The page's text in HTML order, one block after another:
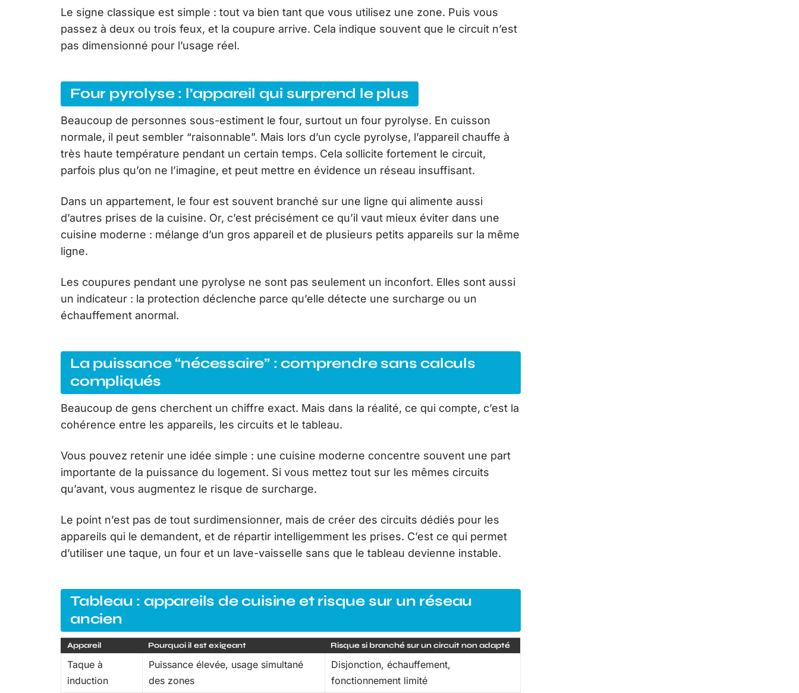
Le signe classique est simple : tout va bien tant que vous utilisez une zone. Puis vous
passez à deux ou trois feux, et la coupure arrive. Cela indique souvent que le circuit n’est
pas dimensionné pour l’usage réel.
Four pyrolyse : l’appareil qui surprend le plus
Beaucoup de personnes sous-estiment le four, surtout un four pyrolyse. En cuisson
normale, il peut sembler “raisonnable”. Mais lors d’un cycle pyrolyse, l’appareil chauffe à
très haute température pendant un certain temps. Cela sollicite fortement le circuit,
parfois plus qu’on ne l’imagine, et peut mettre en évidence un réseau insuffisant.
Dans un appartement, le four est souvent branché sur une ligne qui alimente aussi
d’autres prises de la cuisine. Or, c’est précisément ce qu’il vaut mieux éviter dans une
cuisine moderne : mélange d’un gros appareil et de plusieurs petits appareils sur la même
ligne.
Les coupures pendant une pyrolyse ne sont pas seulement un inconfort. Elles sont aussi
un indicateur : la protection déclenche parce qu’elle détecte une surcharge ou un
échauffement anormal.
La puissance “nécessaire” : comprendre sans calculs
compliqués
Beaucoup de gens cherchent un chiffre exact. Mais dans la réalité, ce qui compte, c’est la
cohérence entre les appareils, les circuits et le tableau.
Vous pouvez retenir une idée simple : une cuisine moderne concentre souvent une part
importante de la puissance du logement. Si vous mettez tout sur les mêmes circuits
qu’avant, vous augmentez le risque de surcharge.
Le point n’est pas de tout surdimensionner, mais de créer des circuits dédiés pour les
appareils qui le demandent, et de répartir intelligemment les prises. C’est ce qui permet
d’utiliser une taque, un four et un lave-vaisselle sans que le tableau devienne instable.
Tableau : appareils de cuisine et risque sur un réseau
ancien
Appareil Pourquoi il est exigeant Risque si branché sur un circuit non adapté
Taque à
induction
Puissance élevée, usage simultané
des zones
Disjonction, échauffement,
fonctionnement limité